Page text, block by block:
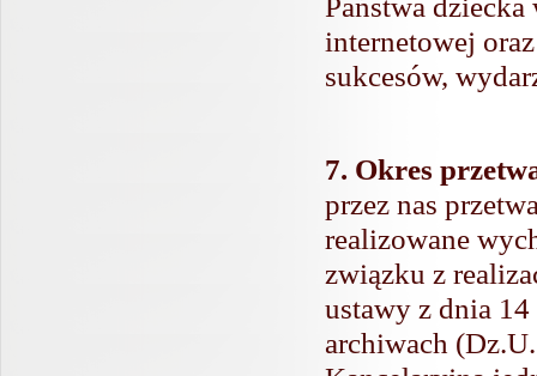
internetowej
sukcesów,
7. Okres
przez nas
realizowane
związku z
ustawy z dnia
archiwach